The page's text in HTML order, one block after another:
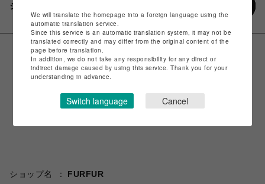
シェアする
ショップ名
FURFUR
We will translate the homepage into a foreign language using the
automatic translation service.
Since this service is an automatic translation system, it may not be
translated correctly and may differ from the original content of the
page before translation.
In addition, we do not take any responsibility for any direct or
indirect damage caused by using this service. Thank you for your
understanding in advance.
Switch language Cancel